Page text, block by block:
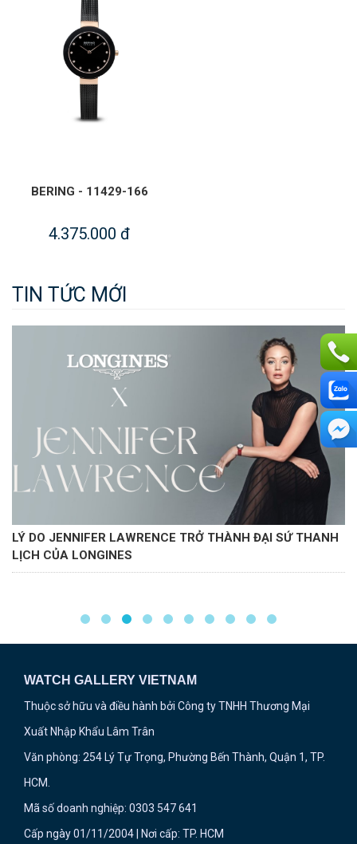
BERING - 11429-166
4.375.000 đ
TIN TỨC MỚI
LÝ DO JENNIFER LAWRENCE TRỞ THÀNH ĐẠI SỨ THANH
LỊCH CỦA LONGINES
WATCH GALLERY VIETNAM
Thuộc sở hữu và điều hành bởi Công ty TNHH Thương Mại
Xuất Nhập Khẩu Lâm Trân
Văn phòng: 254 Lý Tự Trọng, Phường Bến Thành, Quận 1, TP.
HCM.
Mã số doanh nghiệp: 0303 547 641
Cấp ngày 01/11/2004 | Nơi cấp: TP. HCM